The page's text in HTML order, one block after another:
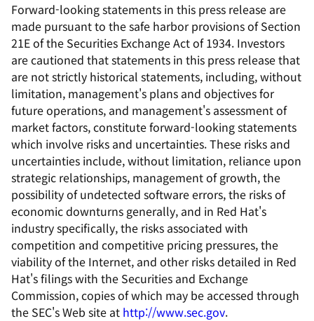
Forward-looking statements in this press release are
made pursuant to the safe harbor provisions of Section
21E of the Securities Exchange Act of 1934. Investors
are cautioned that statements in this press release that
are not strictly historical statements, including, without
limitation, management's plans and objectives for
future operations, and management's assessment of
market factors, constitute forward-looking statements
which involve risks and uncertainties. These risks and
uncertainties include, without limitation, reliance upon
strategic relationships, management of growth, the
possibility of undetected software errors, the risks of
economic downturns generally, and in Red Hat's
industry specifically, the risks associated with
competition and competitive pricing pressures, the
viability of the Internet, and other risks detailed in Red
Hat's filings with the Securities and Exchange
Commission, copies of which may be accessed through
the SEC's Web site at http://www.sec.gov.